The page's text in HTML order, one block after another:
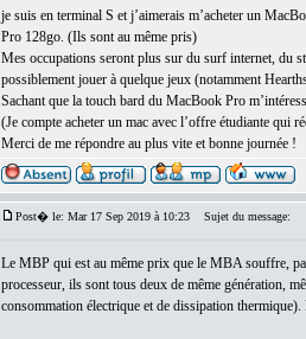
je suis en terminal S et j’aimerais m’acheter un
Pro 128go. (Ils sont au même pris)
Mes occupations seront plus sur du surf internet, du
possiblement jouer à quelque jeux (notamment
Sachant que la touch bard du MacBook Pro
(Je compte acheter un mac avec l’offre étudiante qui
Merci de me répondre au plus vite et bonne journée !
Post� le: Mar 17 Sep 2019 à 10:23 Sujet du message:
Le MBP qui est au même prix que le MBA souffre,
processeur, ils sont tous deux de même génération,
consommation électrique et de dissipation